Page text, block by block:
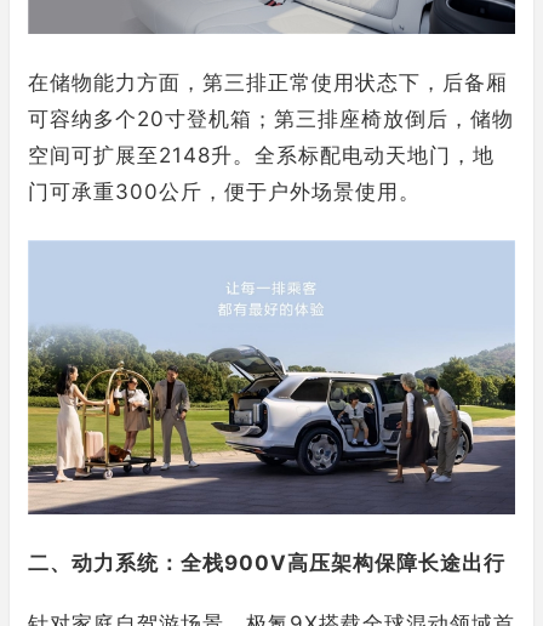
在储物能力方面，第三排正常使用状态下，后备厢
可容纳多个20寸登机箱；第三排座椅放倒后，储物
空间可扩展至2148升。全系标配电动天地门，地
门可承重300公斤，便于户外场景使用。
二、动力系统：全栈900V高压架构保障长途出行